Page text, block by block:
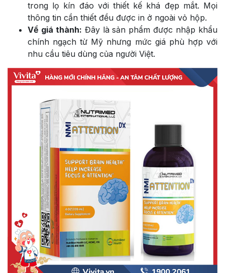
trong lọ kín đáo với thiết kế khá đẹp mắt. Mọi
thông tin cần thiết đều được in ở ngoài vỏ hộp.
Về giá thành: Đây là sản phẩm được nhập khẩu
chính ngạch từ Mỹ nhưng mức giá phù hợp với
nhu cầu tiêu dùng của người Việt.